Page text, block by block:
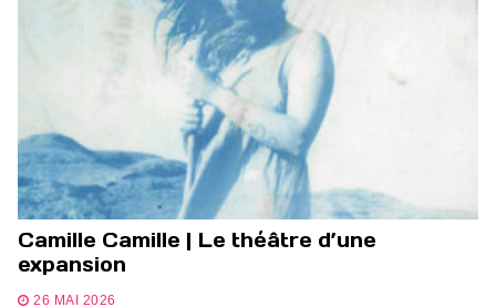
Camille Camille | Le théâtre d’une
expansion
26 MAI 2026